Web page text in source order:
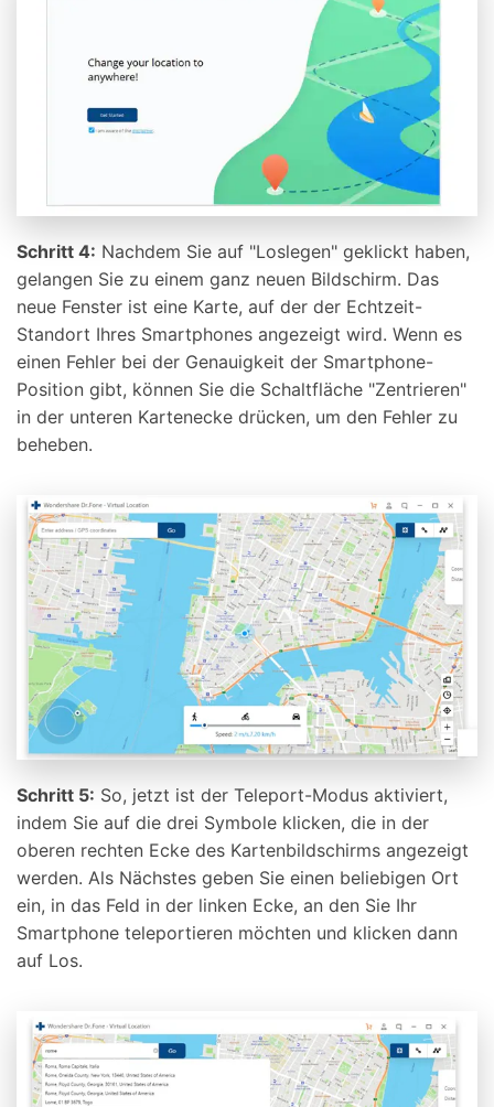
Schritt 4: Nachdem Sie auf "Loslegen" geklickt haben,
gelangen Sie zu einem ganz neuen Bildschirm. Das
neue Fenster ist eine Karte, auf der der Echtzeit-
Standort Ihres Smartphones angezeigt wird. Wenn es
einen Fehler bei der Genauigkeit der Smartphone-
Position gibt, können Sie die Schaltfläche "Zentrieren"
in der unteren Kartenecke drücken, um den Fehler zu
beheben.
Schritt 5: So, jetzt ist der Teleport-Modus aktiviert,
indem Sie auf die drei Symbole klicken, die in der
oberen rechten Ecke des Kartenbildschirms angezeigt
werden. Als Nächstes geben Sie einen beliebigen Ort
ein, in das Feld in der linken Ecke, an den Sie Ihr
Smartphone teleportieren möchten und klicken dann
auf Los.